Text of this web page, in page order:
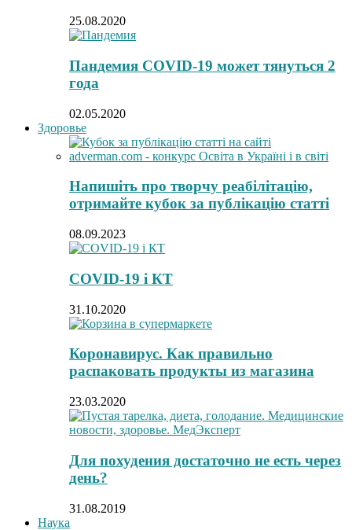
25.08.2020
Пандемия COVID-19 может тянуться 2
года
02.05.2020
Здоровье
Напишіть про творчу реабілітацію,
отримайте кубок за публікацію статті
08.09.2023
COVID-19 і КТ
31.10.2020
Коронавирус. Как правильно
распаковать продукты из магазина
23.03.2020
Для похудения достаточно не есть через
день?
31.08.2019
Наука